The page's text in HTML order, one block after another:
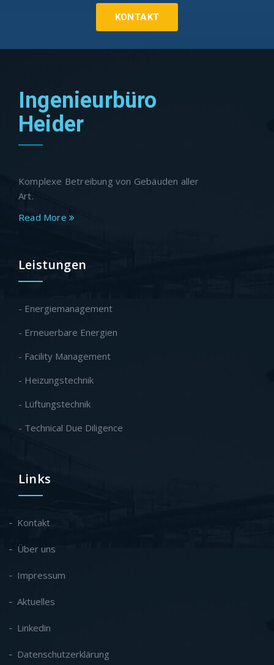
KONTAKT
Ingenieurbüro
Heider
Komplexe Betreibung von Gebäuden aller
Art.
Read More
Leistungen
- Energiemanagement
- Erneuerbare Energien
- Facility Management
- Heizungstechnik
- Lüftungstechnik
- Technical Due Diligence
Links
Kontakt
Über uns
Impressum
Aktuelles
Linkedin
Datenschutzerklärung